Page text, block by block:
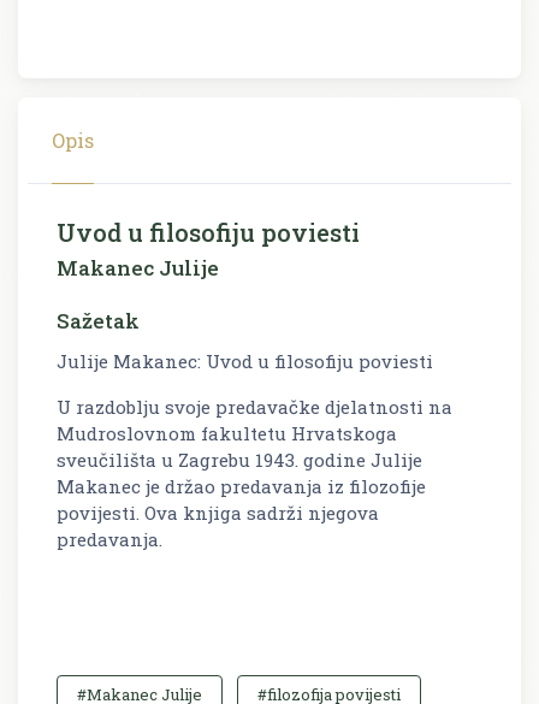
Opis
Uvod u filosofiju poviesti
Makanec Julije
Sažetak
Julije Makanec: Uvod u filosofiju poviesti
U razdoblju svoje predavačke djelatnosti na
Mudroslovnom fakultetu Hrvatskoga
sveučilišta u Zagrebu 1943. godine Julije
Makanec je držao predavanja iz filozofije
povijesti. Ova knjiga sadrži njegova
predavanja.
#Makanec Julije #filozofija povijesti